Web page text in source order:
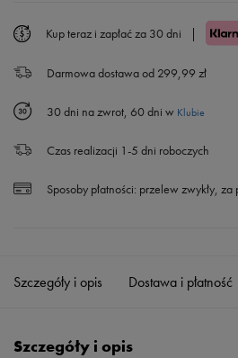
Powiadom o dostępności
Kup teraz i zapłać za 30 dni |
Darmowa dostawa od 299,99 zł
30 dni na zwrot, 60 dni w Klubie
Czas realizacji 1-5 dni roboczych
Sposoby płatności: przelew zwykły, za
Szczegóły i opis Dostawa i płatność
Szczegóły i opis